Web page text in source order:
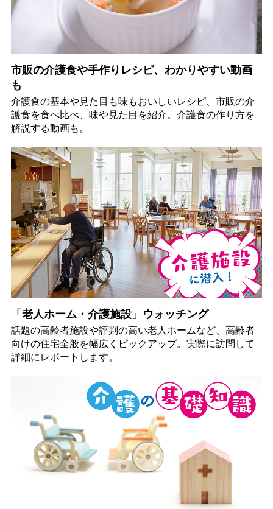
市販の介護食や手作りレシピ、わかりやすい動画
も
介護食の基本や見た目も味もおいしいレシピ、市販の介
護食を食べ比べ、味や見た目を紹介。介護食の作り方を
解説する動画も。
「老人ホーム・介護施設」ウォッチング
話題の高齢者施設や評判の高い老人ホームなど、高齢者
向けの住宅全般を幅広くピックアップ。実際に訪問して
詳細にレポートします。